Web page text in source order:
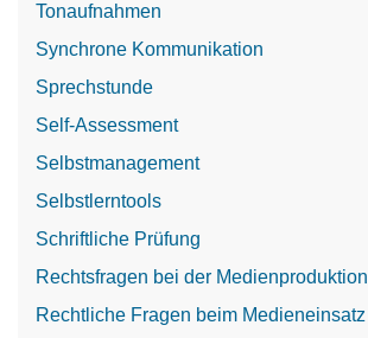
Tonaufnahmen
Synchrone Kommunikation
Sprechstunde
Self-Assessment
Selbstmanagement
Selbstlerntools
Schriftliche Prüfung
Rechtsfragen bei der Medienproduktion
Rechtliche Fragen beim Medieneinsatz